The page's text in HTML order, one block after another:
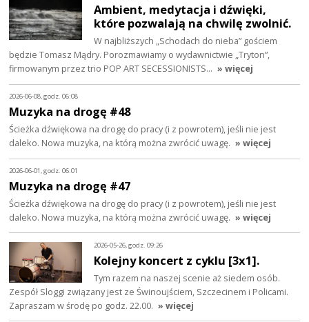
Ambient, medytacja i dźwięki,
które pozwalają na chwilę zwolnić.
W najbliższych „Schodach do nieba” gościem
będzie Tomasz Mądry. Porozmawiamy o wydawnictwie „Tryton”,
firmowanym przez trio POP ART SECESSIONISTS… » więcej
2026-06-08, godz. 06:08
Muzyka na drogę #48
Ścieżka dźwiękowa na drogę do pracy (i z powrotem), jeśli nie jest
daleko. Nowa muzyka, na którą można zwrócić uwagę. » więcej
2026-06-01, godz. 06:01
Muzyka na drogę #47
Ścieżka dźwiękowa na drogę do pracy (i z powrotem), jeśli nie jest
daleko. Nowa muzyka, na którą można zwrócić uwagę. » więcej
2026-05-26, godz. 09:26
Kolejny koncert z cyklu [3x1].
Tym razem na naszej scenie aż siedem osób.
Zespół Sloggi związany jest ze Świnoujściem, Szczecinem i Policami.
Zapraszam w środę po godz. 22.00. » więcej